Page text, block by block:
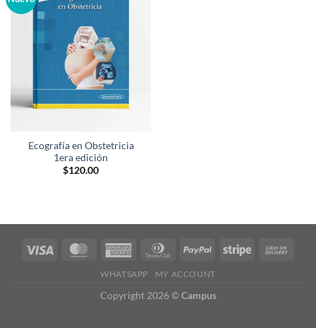
Ecografía en Obstetricia
1era edición
$120.00
WHATSAPP MY ACCOUNT
Copyright 2026 ©Campus